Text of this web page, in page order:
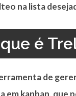
na lista
é
de
em kanban, que